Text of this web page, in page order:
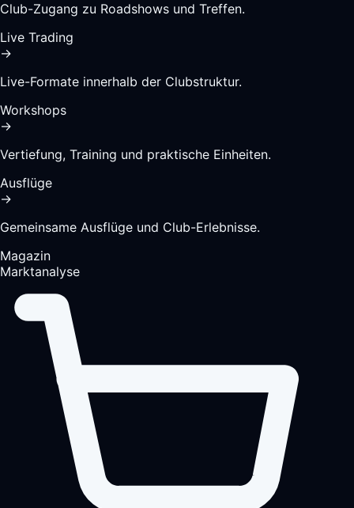
Club-Zugang zu Roadshows und Treffen.
Live Trading
→
Live-Formate innerhalb der Clubstruktur.
Workshops
→
Vertiefung, Training und praktische Einheiten.
Ausflüge
→
Gemeinsame Ausflüge und Club-Erlebnisse.
Magazin
Marktanalyse